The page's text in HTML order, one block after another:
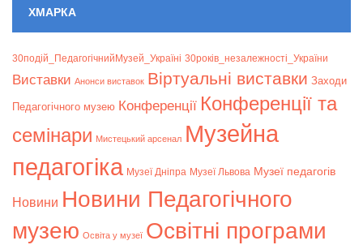
ХМАРКА
30подій_ПедагогічнийМузей_Україні 30років_незалежності_України
Bиставки Анонси виставок Віртуальні виставки Заходи
Педагогічного музею Конференції Конференції та
семінари Мистецький арсенал Музейна
педагогіка Музеї Дніпра Музеї Львова Музеї педагогів
Новини Новини Педагогічного
музею Освіта у музеї Освітні програми